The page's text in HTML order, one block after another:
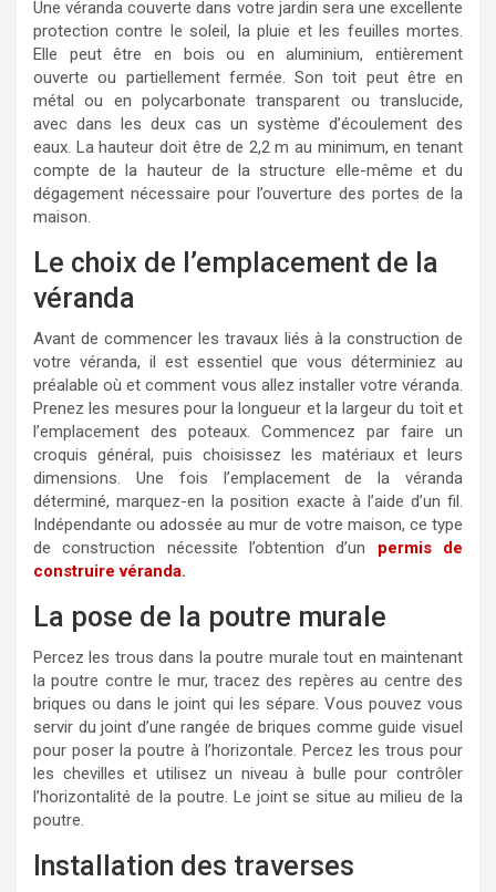
Une véranda couverte dans votre jardin sera une excellente
protection contre le soleil, la pluie et les feuilles mortes.
Elle peut être en bois ou en aluminium, entièrement
ouverte ou partiellement fermée. Son toit peut être en
métal ou en polycarbonate transparent ou translucide,
avec dans les deux cas un système d’écoulement des
eaux. La hauteur doit être de 2,2 m au minimum, en tenant
compte de la hauteur de la structure elle-même et du
dégagement nécessaire pour l’ouverture des portes de la
maison.
Le choix de l’emplacement de la
véranda
Avant de commencer les travaux liés à la construction de
votre véranda, il est essentiel que vous déterminiez au
préalable où et comment vous allez installer votre véranda.
Prenez les mesures pour la longueur et la largeur du toit et
l’emplacement des poteaux. Commencez par faire un
croquis général, puis choisissez les matériaux et leurs
dimensions. Une fois l’emplacement de la véranda
déterminé, marquez-en la position exacte à l’aide d’un fil.
Indépendante ou adossée au mur de votre maison, ce type
de construction nécessite l’obtention d’un permis de
construire véranda.
La pose de la poutre murale
Percez les trous dans la poutre murale tout en maintenant
la poutre contre le mur, tracez des repères au centre des
briques ou dans le joint qui les sépare. Vous pouvez vous
servir du joint d’une rangée de briques comme guide visuel
pour poser la poutre à l’horizontale. Percez les trous pour
les chevilles et utilisez un niveau à bulle pour contrôler
l’horizontalité de la poutre. Le joint se situe au milieu de la
poutre.
Installation des traverses